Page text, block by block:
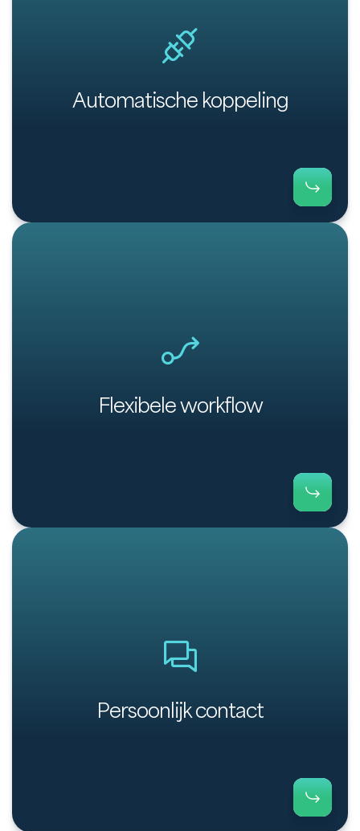
Automatische koppeling
Automatische en bovendien eenvoudige
Flexibele workflow
Flexibele workflow voor klantspecifieke opvolging
Persoonlijk contact
Wissel eenvoudig berichten uit met je debiteur via